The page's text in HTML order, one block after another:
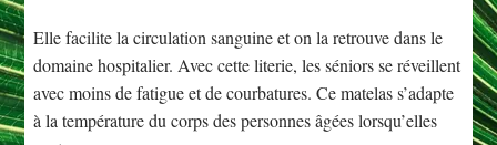
Elle facilite la circulation sanguine et on la retrouve dans le
domaine hospitalier. Avec cette literie, les séniors se réveillent
avec moins de fatigue et de courbatures. Ce matelas s’adapte
à la température du corps des personnes âgées lorsqu’elles